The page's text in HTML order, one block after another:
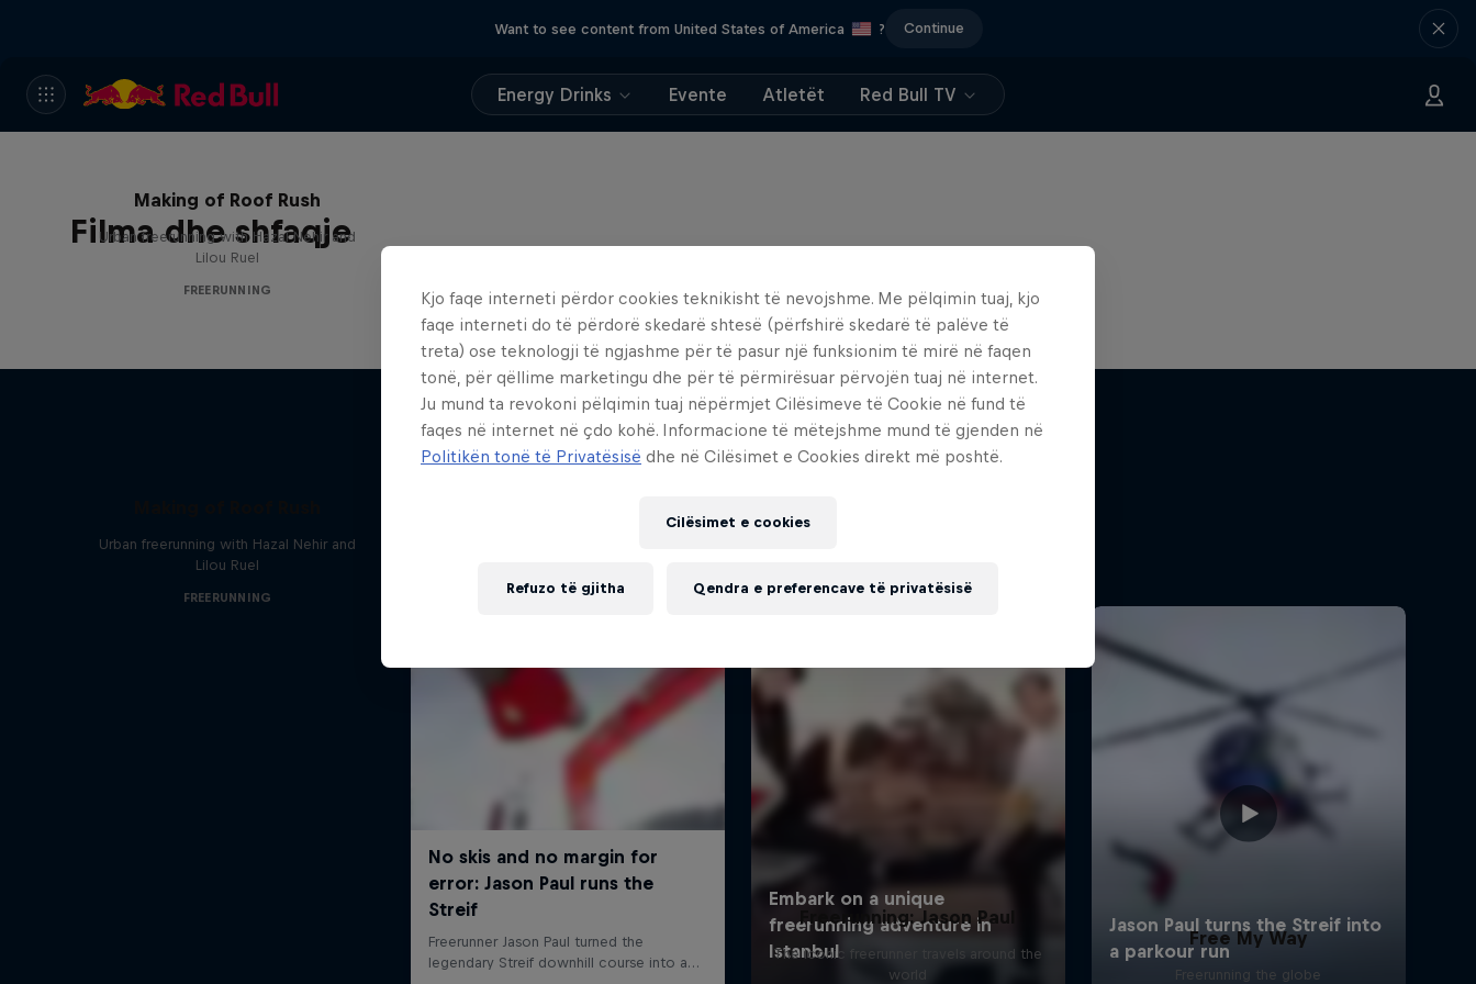
Want to see content from United States of America ? Continue
Energy Drinks Evente Atletët Red Bull TV
Filma dhe shfaqje
Making of Roof Rush
Urban freerunning with Hazal Nehir and
Lilou Ruel
FREERUNNING
Më shumë si kjo
Urban freerunning with Hazal Nehir and
Lilou Ruel
FREERUNNING
Freerunning: Jason Paul
The iconic freerunner travels around the
world
Free My Way
Freerunning the globe
Kjo faqe interneti përdor cookies teknikisht të nevojshme. Me pëlqimin tuaj, kjo
faqe interneti do të përdorë skedarë shtesë (përfshirë skedarë të palëve të
treta) ose teknologji të ngjashme për të pasur një funksionim të mirë në faqen
tonë, për qëllime marketingu dhe për të përmirësuar përvojën tuaj në internet.
Ju mund ta revokoni pëlqimin tuaj nëpërmjet Cilësimeve të Cookie në fund të
faqes në internet në çdo kohë. Informacione të mëtejshme mund të gjenden në
Politikën tonë të Privatësisë dhe në Cilësimet e Cookies direkt më poshtë.
Cilësimet e cookies
Refuzo të gjitha Qendra e preferencave të privatësisë